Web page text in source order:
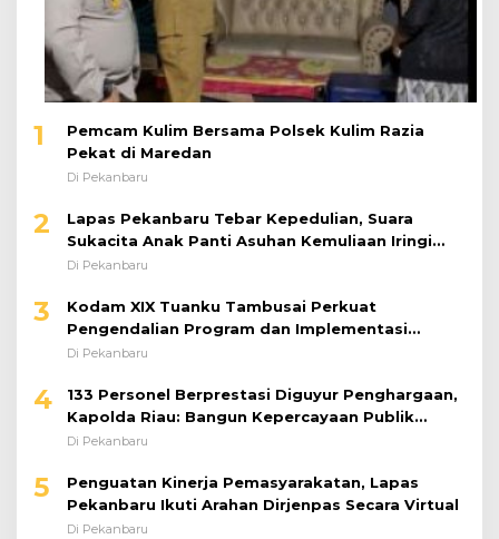
1
Pemcam Kulim Bersama Polsek Kulim Razia
Pekat di Maredan
Di Pekanbaru
2
Lapas Pekanbaru Tebar Kepedulian, Suara
Sukacita Anak Panti Asuhan Kemuliaan Iringi
Bantuan Sosial
Di Pekanbaru
3
Kodam XIX Tuanku Tambusai Perkuat
Pengendalian Program dan Implementasi
Doktrin TNI AD
Di Pekanbaru
4
133 Personel Berprestasi Diguyur Penghargaan,
Kapolda Riau: Bangun Kepercayaan Publik
dengan Karya Nyata
Di Pekanbaru
5
Penguatan Kinerja Pemasyarakatan, Lapas
Pekanbaru Ikuti Arahan Dirjenpas Secara Virtual
Di Pekanbaru